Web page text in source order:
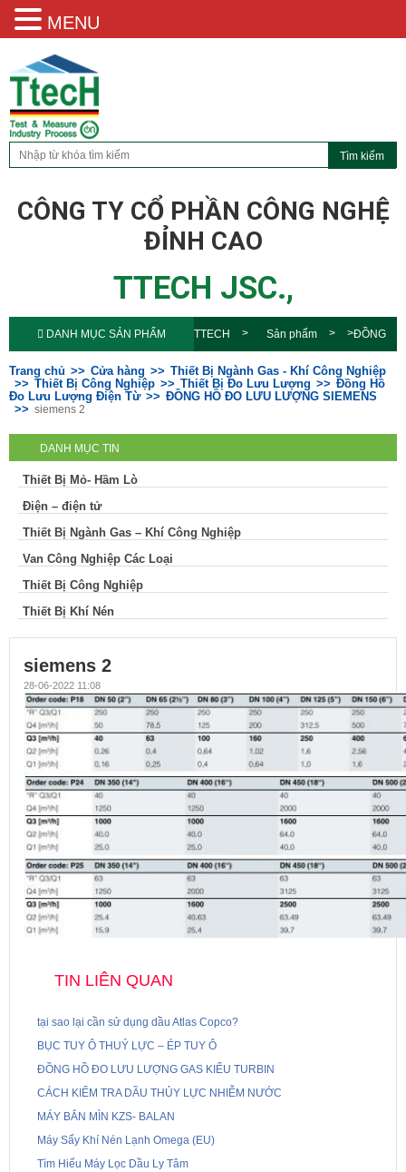
CÔNG TY CỔ PHẦN CÔNG NGHỆ
ĐỈNH CAO
TTECH JSC.,
DANH MỤC SẢN PHẨM TTECH Sản phẩm ĐỒNG
HỒ ĐO LƯU LƯỢNG
SIEMENS siemens 2
Trang chủ Cửa hàng
Thiết Bị Ngành Gas - Khí Công Nghiệp
Thiết Bị Công Nghiệp
Thiết Bị Đo Lưu Lượng
Đồng Hồ
Đo Lưu Lượng Điện Từ
ĐỒNG HỒ ĐO LƯU LƯỢNG SIEMENS
siemens 2
DANH MỤC TIN
Thiết Bị Mỏ- Hầm Lò
Điện – điện tử
Thiết Bị Ngành Gas – Khí Công Nghiệp
Van Công Nghiệp Các Loại
Thiết Bị Công Nghiệp
Thiết Bị Khí Nén
siemens 2
28-06-2022 11:08
TIN LIÊN QUAN
tại sao lại cần sử dụng dầu Atlas Copco?
BỤC TUY Ô THUỶ LỰC – ÉP TUY Ô
ĐỒNG HỒ ĐO LƯU LƯỢNG GAS KIỂU TURBIN
CÁCH KIỂM TRA DẦU THỦY LỰC NHIỄM NƯỚC
MÁY BẮN MÌN KZS- BALAN
Máy Sấy Khí Nén Lạnh Omega (EU)
Tìm Hiểu Máy Lọc Dầu Ly Tâm
MENU